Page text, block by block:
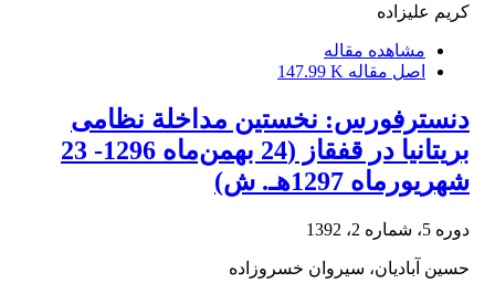
کریم علیزاده
مشاهده مقاله
اصل مقاله 147.99 K
دنسترفورس: نخستین مداخلة نظامی
بریتانیا در قفقاز (24 بهمن‌ماه 1296- 23
شهریورماه 1297هـ. ش)
دوره 5، شماره 2، 1392
حسین آبادیان، سیروان خسروزاده